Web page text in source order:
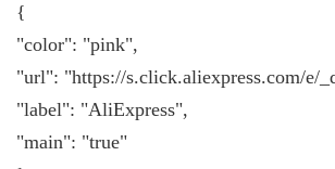
{
"color": "pink",
"url": "https://s.click.aliexpress.com/e/
"label": "AliExpress",
"main": "true"